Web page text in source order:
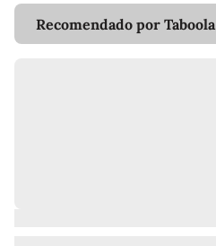
Recomendado por Taboola